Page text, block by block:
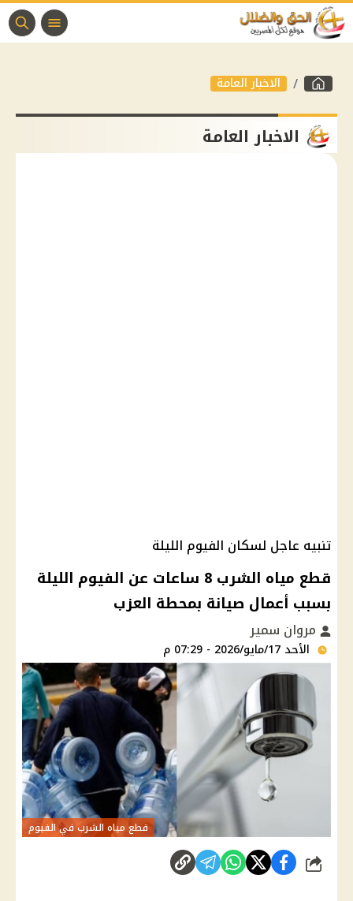
الاخبار العامة
الاخبار العامة
تنبيه عاجل لسكان الفيوم الليلة
قطع مياه الشرب 8 ساعات عن الفيوم الليلة
بسبب أعمال صيانة بمحطة العزب
مروان سمير
الأحد 17/مايو/2026 - 07:29 م
قطع مياه الشرب في الفيوم
شارك